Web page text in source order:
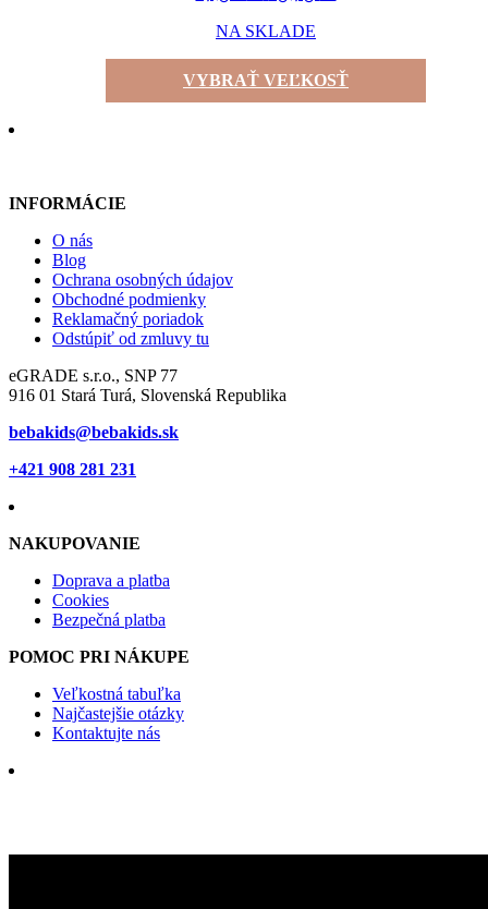
NA SKLADE
VYBRAŤ VEĽKOSŤ
INFORMÁCIE
O nás
Blog
Ochrana osobných údajov
Obchodné podmienky
Reklamačný poriadok
Odstúpiť od zmluvy tu
eGRADE s.r.o., SNP 77
916 01 Stará Turá, Slovenská Republika
bebakids@bebakids.sk
+421 908 281 231
NAKUPOVANIE
Doprava a platba
Cookies
Bezpečná platba
POMOC PRI NÁKUPE
Veľkostná tabuľka
Najčastejšie otázky
Kontaktujte nás